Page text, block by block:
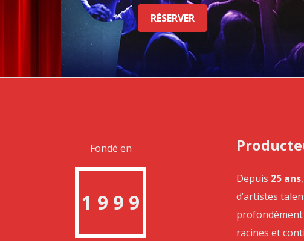
RÉSERVER
Fondé en
1 9 9 9
Depuis 25 ans
d’artistes
profondément
racines et